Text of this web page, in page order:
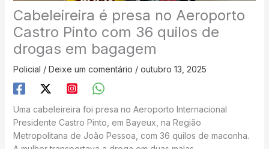
Cabeleireira é presa no Aeroporto
Castro Pinto com 36 quilos de
drogas em bagagem
Policial / Deixe um comentário / outubro 13, 2025
Uma cabeleireira foi presa no Aeroporto Internacional
Presidente Castro Pinto, em Bayeux, na Região
Metropolitana de João Pessoa, com 36 quilos de maconha.